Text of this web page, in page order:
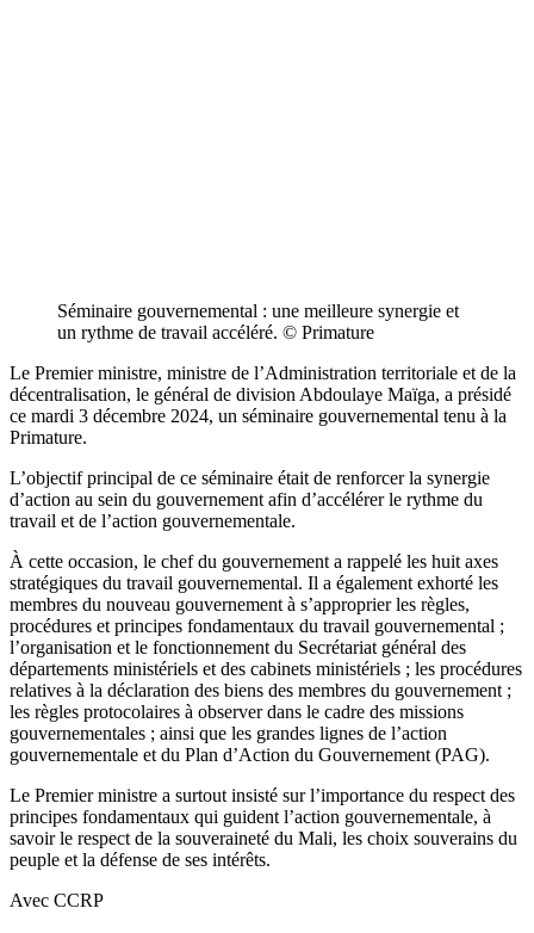
Séminaire gouvernemental : une meilleure synergie et
un rythme de travail accéléré. © Primature
Le Premier ministre, ministre de l’Administration territoriale et de la
décentralisation, le général de division Abdoulaye Maïga, a présidé
ce mardi 3 décembre 2024, un séminaire gouvernemental tenu à la
Primature.
L’objectif principal de ce séminaire était de renforcer la synergie
d’action au sein du gouvernement afin d’accélérer le rythme du
travail et de l’action gouvernementale.
À cette occasion, le chef du gouvernement a rappelé les huit axes
stratégiques du travail gouvernemental. Il a également exhorté les
membres du nouveau gouvernement à s’approprier les règles,
procédures et principes fondamentaux du travail gouvernemental ;
l’organisation et le fonctionnement du Secrétariat général des
départements ministériels et des cabinets ministériels ; les procédures
relatives à la déclaration des biens des membres du gouvernement ;
les règles protocolaires à observer dans le cadre des missions
gouvernementales ; ainsi que les grandes lignes de l’action
gouvernementale et du Plan d’Action du Gouvernement (PAG).
Le Premier ministre a surtout insisté sur l’importance du respect des
principes fondamentaux qui guident l’action gouvernementale, à
savoir le respect de la souveraineté du Mali, les choix souverains du
peuple et la défense de ses intérêts.
Avec CCRP